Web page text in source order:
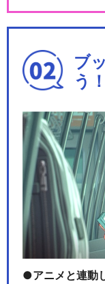
ブ
う！
アニメと連動